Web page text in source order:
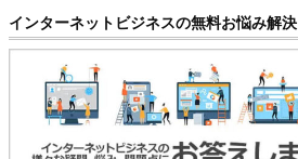
インターネットビジネスの無料お悩み解決